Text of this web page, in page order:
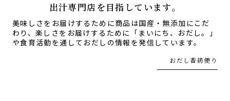
出汁専門店を目指しています。
美味しさをお届けするために商品は国産・無添加にこだ
わり、楽しさをお届けするために「まいにち、おだし。」
や食育活動を通しておだしの情報を発信しています。
おだし香紡便り